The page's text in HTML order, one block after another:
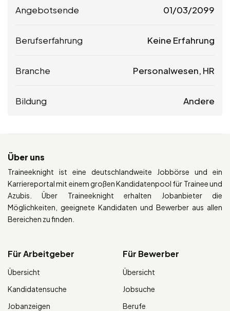
Angebotsende 01/03/2099
Berufserfahrung Keine Erfahrung
Branche Personalwesen, HR
Bildung Andere
Über uns
Traineeknight ist eine deutschlandweite Jobbörse und ein
Karriereportal mit einem großen Kandidatenpool für Trainee und
Azubis. Über Traineeknight erhalten Jobanbieter die
Möglichkeiten, geeignete Kandidaten und Bewerber aus allen
Bereichen zu finden.
Für Arbeitgeber
Übersicht
Kandidatensuche
Jobanzeigen
Für Bewerber
Übersicht
Jobsuche
Berufe